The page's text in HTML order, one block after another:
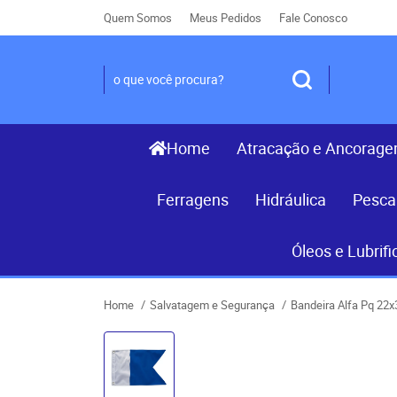
Quem Somos Meus Pedidos Fale Conosco
Home Atracação e
Ferragens Hidráulica Pesca
Óleos e
Home Salvatagem e Segurança Bandeira Alfa Pq